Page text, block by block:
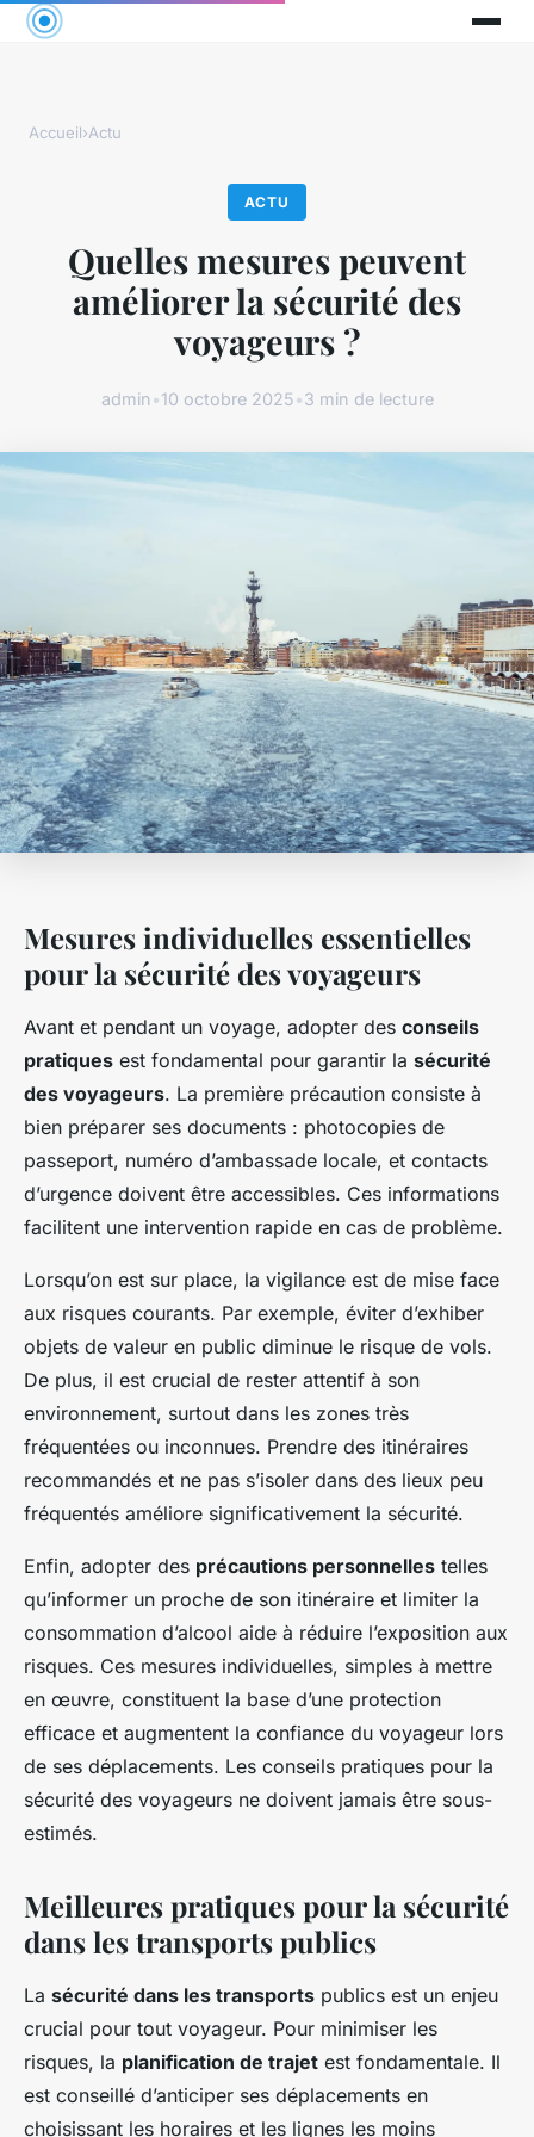
Accueil›Actu
ACTU
Quelles mesures peuvent
améliorer la sécurité des
voyageurs ?
admin•10 octobre 2025•3 min de lecture
Mesures individuelles essentielles
pour la sécurité des voyageurs
Avant et pendant un voyage, adopter des conseils
pratiques est fondamental pour garantir la sécurité
des voyageurs. La première précaution consiste à
bien préparer ses documents : photocopies de
passeport, numéro d’ambassade locale, et contacts
d’urgence doivent être accessibles. Ces informations
facilitent une intervention rapide en cas de problème.
Lorsqu’on est sur place, la vigilance est de mise face
aux risques courants. Par exemple, éviter d’exhiber
objets de valeur en public diminue le risque de vols.
De plus, il est crucial de rester attentif à son
environnement, surtout dans les zones très
fréquentées ou inconnues. Prendre des itinéraires
recommandés et ne pas s’isoler dans des lieux peu
fréquentés améliore significativement la sécurité.
Enfin, adopter des précautions personnelles telles
qu’informer un proche de son itinéraire et limiter la
consommation d’alcool aide à réduire l’exposition aux
risques. Ces mesures individuelles, simples à mettre
en œuvre, constituent la base d’une protection
efficace et augmentent la confiance du voyageur lors
de ses déplacements. Les conseils pratiques pour la
sécurité des voyageurs ne doivent jamais être sous-
estimés.
Meilleures pratiques pour la sécurité
dans les transports publics
La sécurité dans les transports publics est un enjeu
crucial pour tout voyageur. Pour minimiser les
risques, la planification de trajet est fondamentale. Il
est conseillé d’anticiper ses déplacements en
choisissant les horaires et les lignes les moins